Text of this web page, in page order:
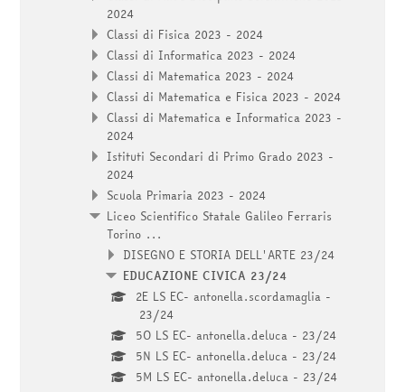
2024
Classi di Fisica 2023 - 2024
Classi di Informatica 2023 - 2024
Classi di Matematica 2023 - 2024
Classi di Matematica e Fisica 2023 - 2024
Classi di Matematica e Informatica 2023 -
2024
Istituti Secondari di Primo Grado 2023 -
2024
Scuola Primaria 2023 - 2024
Liceo Scientifico Statale Galileo Ferraris
Torino ...
DISEGNO E STORIA DELL'ARTE 23/24
EDUCAZIONE CIVICA 23/24
2E LS EC- antonella.scordamaglia -
23/24
5O LS EC- antonella.deluca - 23/24
5N LS EC- antonella.deluca - 23/24
5M LS EC- antonella.deluca - 23/24